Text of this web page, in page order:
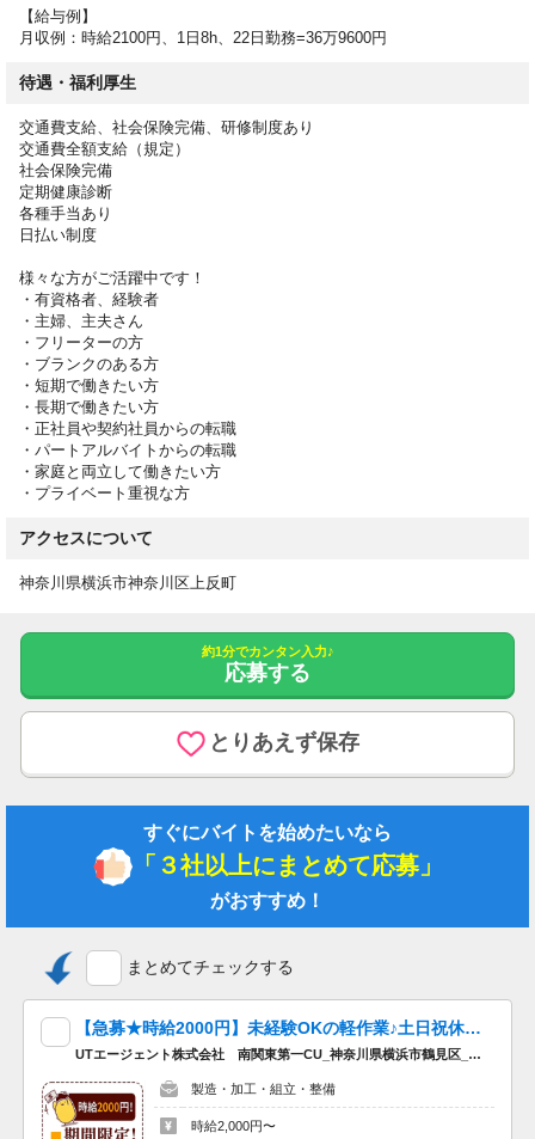
【給与例】
月収例：時給2100円、1日8h、22日勤務=36万9600円
待遇・福利厚生
交通費支給、社会保険完備、研修制度あり
交通費全額支給（規定）
社会保険完備
定期健康診断
各種手当あり
日払い制度
様々な方がご活躍中です！
・有資格者、経験者
・主婦、主夫さん
・フリーターの方
・ブランクのある方
・短期で働きたい方
・長期で働きたい方
・正社員や契約社員からの転職
・パートアルバイトからの転職
・家庭と両立して働きたい方
・プライベート重視な方
アクセスについて
神奈川県横浜市神奈川区上反町
約1分でカンタン入力♪
応募する
とりあえず保存
すぐにバイトを始めたいなら
「３社以上にまとめて応募」
がおすすめ！
まとめてチェックする
【急募★時給2000円】未経験OKの軽作業♪土日祝休みでプライベート充実◎＼嬉しい履歴書不要＆即勤務◎／今だけの期間限定案件！駅から無料送迎バスあり♪
UTエージェント株式会社 南関東第一CU_神奈川県横浜市鶴見区_《SbqkC》_期間限定推し_39
製造・加工・組立・整備
時給2,000円〜